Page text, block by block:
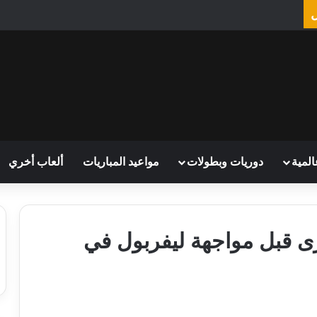
دوريات وبطولات مواعيد المباريات ألعاب أخري
قبل مواجهة ليفربول في